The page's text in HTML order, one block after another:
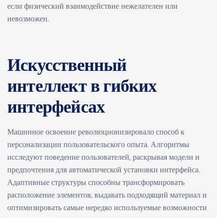
если физический взаимодействие нежелателен или
невозможен.
Искусственный
интеллект в гибких
интерфейсах
Машинное освоение революционизировало способ к
персонализации пользовательского опыта. Алгоритмы
исследуют поведение пользователей, раскрывая модели и
предпочтения для автоматической установки интерфейса.
Адаптивные структуры способны трансформировать
расположение элементов, выдавать подходящий материал и
оптимизировать самые нередко используемые возможности